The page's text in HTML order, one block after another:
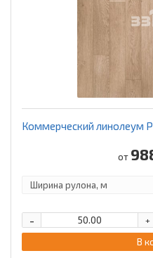
Коммерческий линолеум
от
+
-
В